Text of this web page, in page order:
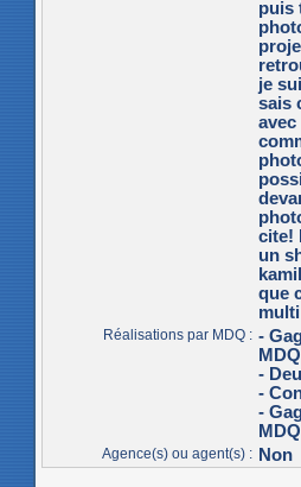
puis
je
sais
cite!
un
que
Réalisations par MDQ : -
-
-
-
Agence(s) ou agent(s) : Non